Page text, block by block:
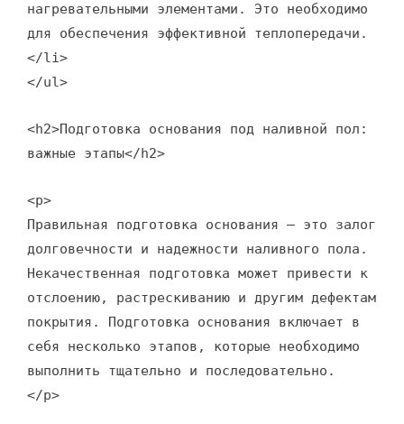
нагревательными элементами. Это необходимо
для обеспечения эффективной теплопередачи.
</li>
</ul>
<h2>Подготовка основания под наливной пол:
важные этапы</h2>
<p>
Правильная подготовка основания – это залог
долговечности и надежности наливного пола.
Некачественная подготовка может привести к
отслоению, растрескиванию и другим дефектам
покрытия. Подготовка основания включает в
себя несколько этапов, которые необходимо
выполнить тщательно и последовательно.
</p>